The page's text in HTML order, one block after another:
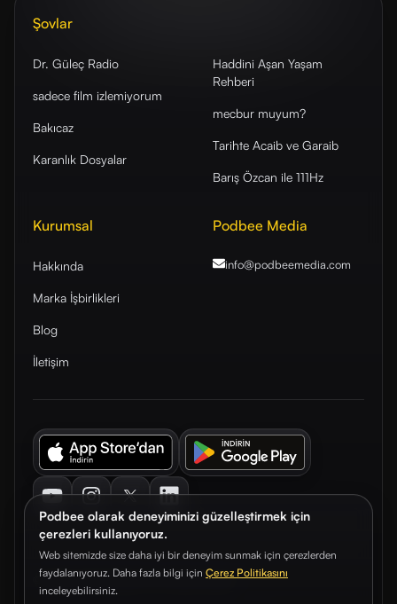
Podbee olarak deneyiminizi güzelleştirmek için
çerezleri kullanıyoruz.
Web sitemizde size daha iyi bir deneyim sunmak için çerezlerden
faydalanıyoruz. Daha fazla bilgi için Çerez Politikasını
inceleyebilirsiniz.
Şovlar
Dr. Güleç Radio
sadece film izlemiyorum
Bakıcaz
Karanlık Dosyalar
Haddini Aşan Yaşam
Rehberi
mecbur muyum?
Tarihte Acaib ve Garaib
Barış Özcan ile 111Hz
Kurumsal
Hakkında
Marka İşbirlikleri
Blog
İletişim
Podbee Media
info@podbeemedia.com
© 2026. Podbee Media. Tüm hakları saklıdır.